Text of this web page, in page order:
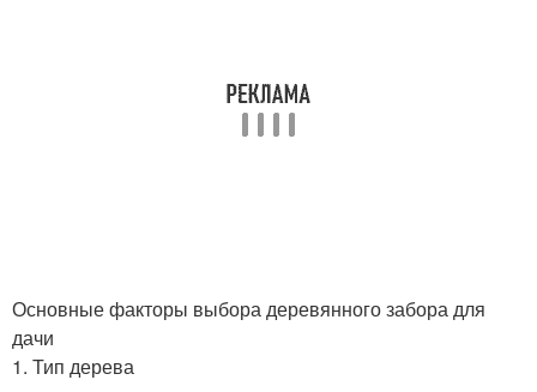
Основные факторы выбора деревянного забора для
дачи
1. Тип дерева